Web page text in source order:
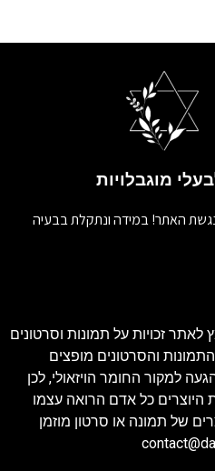
מוגבלויות
האתר! במידה ונתקלת בבעיה
זכויות על תמונות וסרטונים
והסרטונים מופצים
למקור החומר הויזאולי, לכן
זכויות היוצרים כל אדם הרואה עצמו
של תמונה או סרטון מוזמן